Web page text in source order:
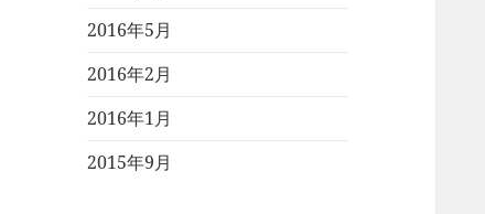
2016年5月
2016年2月
2016年1月
2015年9月